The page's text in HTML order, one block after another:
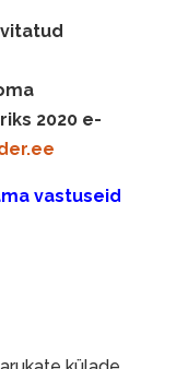
2020 e-
vastuseid